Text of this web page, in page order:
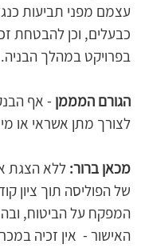
עצמם מפני תביעות
כבעלים, וכן להבטחת
בפרויקט במהלך הבניה.
הגורם המממן - אף
לצורך מתן אשראי או
מכאן ברור: ללא הצגת
של הפוליסה תוך ציון
המפקח על הביטוח,
האישור -  אין זכיה